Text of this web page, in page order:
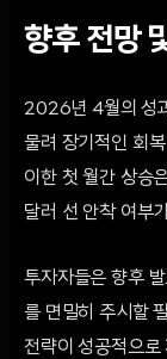
향후 전망
2026년 4월의 성
물려 장기적인 회
이한 첫 월간 상승
달러 선 안착 여부
투자자들은 향후
를 면밀히 주시할
전략이 성공적으